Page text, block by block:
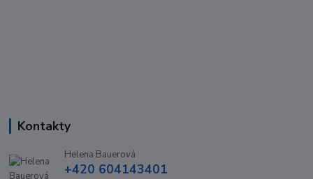
Kontakty
Helena Bauerová
+420 604143401